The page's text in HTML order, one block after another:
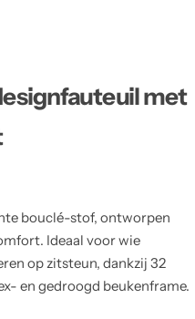
met
bouclé-stof, ontworpen
Ideaal voor wie
op zitsteun, dankzij 32
en gedroogd beukenframe.